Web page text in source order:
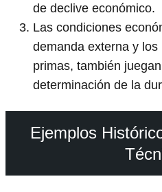
de declive económico.
Las condiciones
demanda externa y
primas, también
determinación de la
Ejemplos